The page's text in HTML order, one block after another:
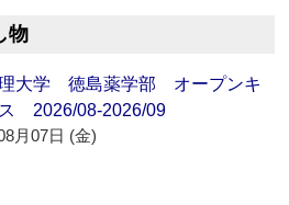
物
大学 徳島薬学部 オープンキ
2026/08-2026/09
月07日 (金)